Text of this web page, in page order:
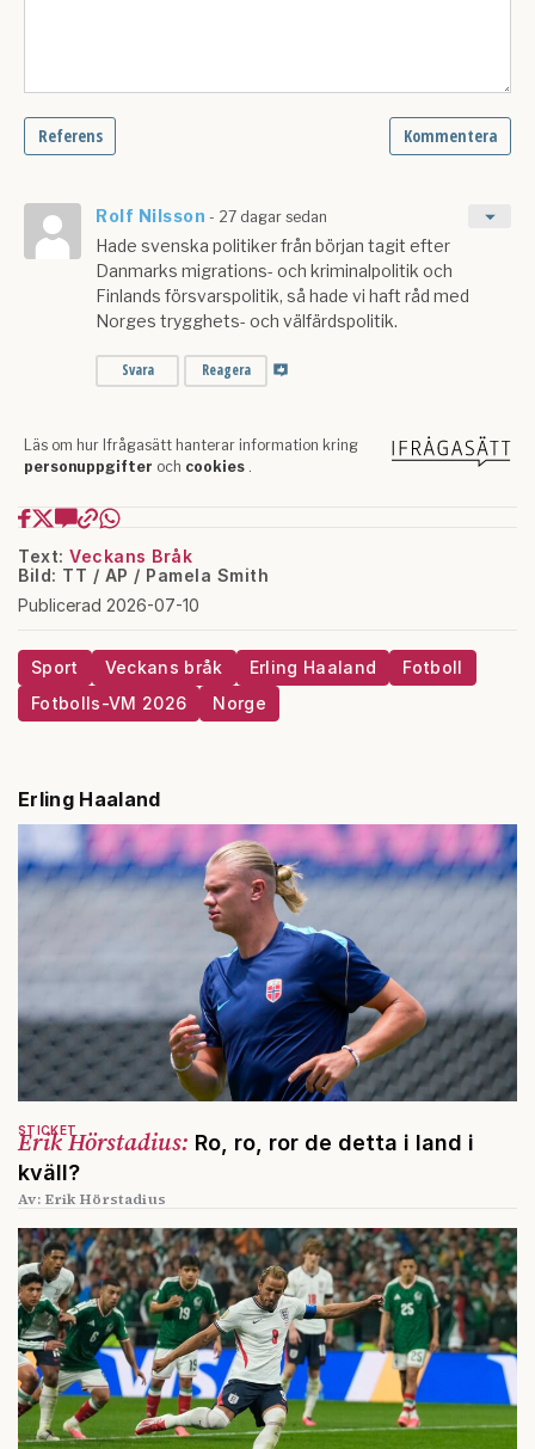
Text: Veckans Bråk
Bild: TT / AP / Pamela Smith
Publicerad 2026-07-10
Sport Veckans bråk Erling Haaland
Fotboll
Fotbolls-VM 2026
Norge
Erling Haaland
Erik Hörstadius: Ro, ro, ror de detta i land i
kväll?
STICKET
Av: Erik Hörstadius